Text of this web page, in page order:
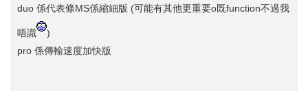
duo 係代表條MS係縮細版 (可能有其他更重要o既function不過我
唔識
)
pro 係傳輸速度加快版